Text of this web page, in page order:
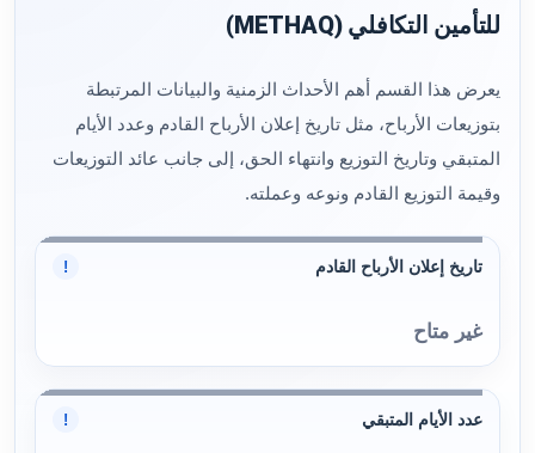
للتأمين التكافلي (METHAQ)
يعرض هذا القسم أهم الأحداث الزمنية والبيانات المرتبطة
بتوزيعات الأرباح، مثل تاريخ إعلان الأرباح القادم وعدد الأيام
المتبقي وتاريخ التوزيع وانتهاء الحق، إلى جانب عائد التوزيعات
وقيمة التوزيع القادم ونوعه وعملته.
تاريخ إعلان الأرباح القادم !
غير متاح
عدد الأيام المتبقي !